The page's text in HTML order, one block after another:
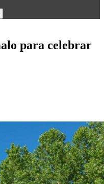
para celebrar